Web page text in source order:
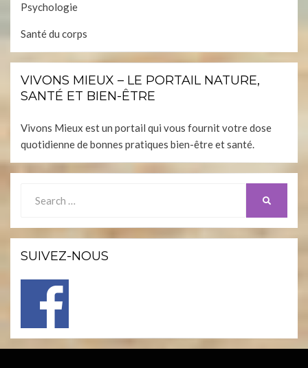
Psychologie
Santé du corps
VIVONS MIEUX – LE PORTAIL NATURE,
SANTÉ ET BIEN-ÊTRE
Vivons Mieux est un portail qui vous fournit votre dose
quotidienne de bonnes pratiques bien-être et santé.
for:
SUIVEZ-NOUS